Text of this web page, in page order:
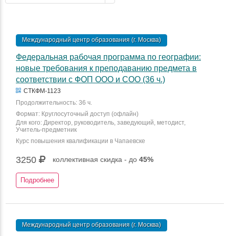
Международный центр образования (г. Москва)
Федеральная рабочая программа по географии:
новые требования к преподаванию предмета в
соответствии с ФОП ООО и СОО (36 ч.)
СТКФМ-1123
Продолжительность: 36 ч.
Формат: Круглосуточный доступ (офлайн)
Для кого: Директор, руководитель, заведующий, методист,
Учитель-предметник
Курс повышения квалификации в Чапаевске
3250 коллективная скидка - до 45%
Подробнее
Международный центр образования (г. Москва)